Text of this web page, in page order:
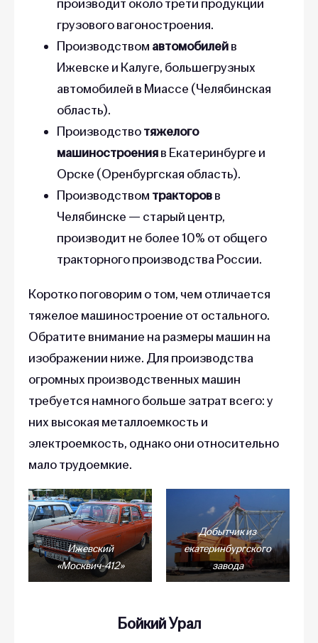
грузового вагоностроения.
Производствомавтомобилей
Ижевске и Калуге, большегрузных
автомобилей в Миассе (Челябинская
область).
Производство
машиностроенияв Екатеринбурге и
Орске (Оренбургская область).
Производствомтракторовв
Челябинске — старый центр,
производит не более 10% от общего
тракторного производства России.
тяжелое машиностроение от остального.
Обратите внимание на размеры машин на
изображении ниже. Для производства
огромных производственных машин
требуется намного больше затрат всего: у
них высокая металлоемкость и
электроемкость, однако они относительно
мало трудоемкие.
Ижевский
«Москвич-412»
Добытчик из
екатеринбургского
завода